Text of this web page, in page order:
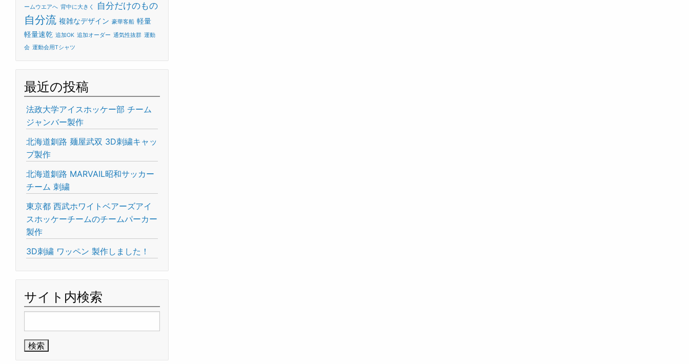
ームウエアへ 背中に大きく 自分だけのもの
自分流 複雑なデザイン 豪華客船 軽量
軽量速乾 追加OK 追加オーダー 通気性抜群 運動
会 運動会用Tシャツ
最近の投稿
法政大学アイスホッケー部 チーム
ジャンバー製作
北海道釧路 麺屋武双 3D刺繍キャッ
プ製作
北海道釧路 MARVAIL昭和サッカー
チーム 刺繍
東京都 西武ホワイトベアーズアイ
スホッケーチームのチームパーカー
製作
3D刺繍 ワッペン 製作しました！
サイト内検索
索: